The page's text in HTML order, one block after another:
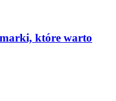
które warto